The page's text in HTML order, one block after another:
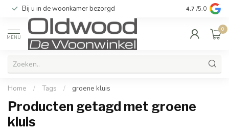
Bij u in de woonkamer bezorgd Kwaliteit &
4.7 /5.0
MENU
0
Home / Tags / groene kluis
Producten getagd met groene
kluis